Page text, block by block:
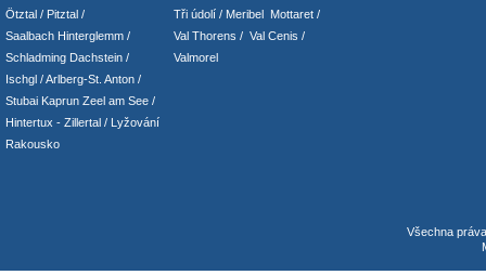
Ötztal / Pitztal /
Saalbach Hinterglemm /
Schladming Dachstein /
Ischgl /Arlberg-St. Anton /
Stubai Kaprun Zeel am See /
Hintertux - Zillertal / Lyžování
Rakousko
Tři údolí / Meribel Mottaret /
Val Thorens / Val Cenis /
Valmorel
Všechna